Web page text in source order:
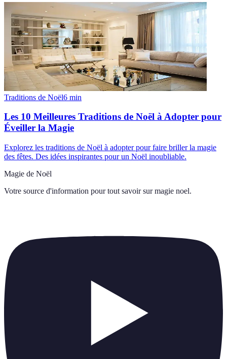
Traditions de Noël6 min
Les 10 Meilleures Traditions de Noël à Adopter pour
Éveiller la Magie
Explorez les traditions de Noël à adopter pour faire briller la magie
des fêtes. Des idées inspirantes pour un Noël inoubliable.
Magie de Noël
Votre source d'information pour tout savoir sur magie noel.